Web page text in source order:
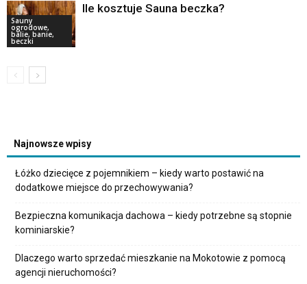
Sauny
ogrodowe,
balie, banie,
beczki
Ile kosztuje Sauna beczka?
Najnowsze wpisy
Łóżko dziecięce z pojemnikiem – kiedy warto postawić na
dodatkowe miejsce do przechowywania?
Bezpieczna komunikacja dachowa – kiedy potrzebne są stopnie
kominiarskie?
Dlaczego warto sprzedać mieszkanie na Mokotowie z pomocą
agencji nieruchomości?